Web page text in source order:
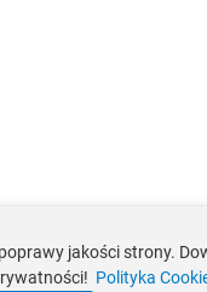
jakości strony.
Polityka